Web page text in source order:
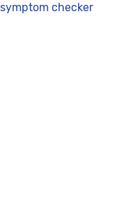
symptom checker